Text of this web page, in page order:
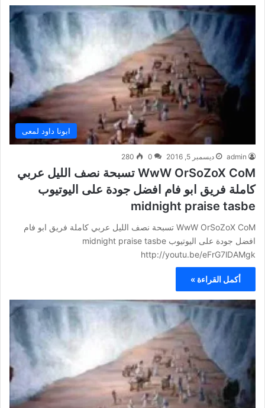
ابونا داود لمعى
admin ديسمبر 5, 2016 0
280
WwW OrSoZoX CoM تسبحة نصف الليل عربي
كاملة فريق ابو فام افضل جودة على اليوتيوب
midnight praise tasbe
WwW OrSoZoX CoM تسبحة نصف الليل عربي كاملة فريق ابو فام
افضل جودة على اليوتيوب midnight praise tasbe
http://youtu.be/eFrG7lDAMgk
أكمل القراءة »